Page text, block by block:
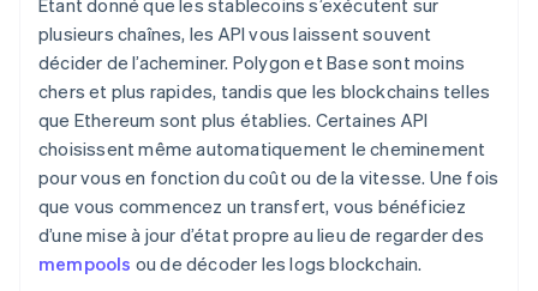
Étant donné que les stablecoins s’exécutent sur
plusieurs chaînes, les API vous laissent souvent
décider de l’acheminer. Polygon et Base sont moins
chers et plus rapides, tandis que les blockchains telles
que Ethereum sont plus établies. Certaines API
choisissent même automatiquement le cheminement
pour vous en fonction du coût ou de la vitesse. Une fois
que vous commencez un transfert, vous bénéficiez
d’une mise à jour d’état propre au lieu de regarder des
mempools ou de décoder les logs blockchain.